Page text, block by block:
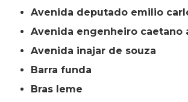
avenida deputado emilio
avenida engenheiro caetano
avenida inajar de souza
barra funda
bras leme